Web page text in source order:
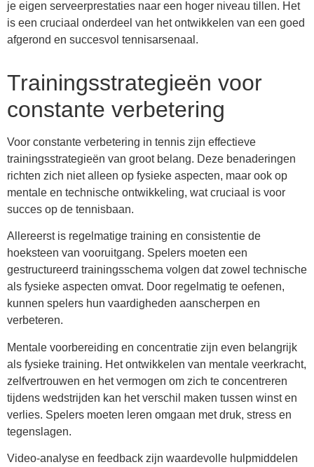
je eigen serveerprestaties naar een hoger niveau tillen. Het
is een cruciaal onderdeel van het ontwikkelen van een goed
afgerond en succesvol tennisarsenaal.
Trainingsstrategieën voor
constante verbetering
Voor constante verbetering in tennis zijn effectieve
trainingsstrategieën van groot belang. Deze benaderingen
richten zich niet alleen op fysieke aspecten, maar ook op
mentale en technische ontwikkeling, wat cruciaal is voor
succes op de tennisbaan.
Allereerst is regelmatige training en consistentie de
hoeksteen van vooruitgang. Spelers moeten een
gestructureerd trainingsschema volgen dat zowel technische
als fysieke aspecten omvat. Door regelmatig te oefenen,
kunnen spelers hun vaardigheden aanscherpen en
verbeteren.
Mentale voorbereiding en concentratie zijn even belangrijk
als fysieke training. Het ontwikkelen van mentale veerkracht,
zelfvertrouwen en het vermogen om zich te concentreren
tijdens wedstrijden kan het verschil maken tussen winst en
verlies. Spelers moeten leren omgaan met druk, stress en
tegenslagen.
Video-analyse en feedback zijn waardevolle hulpmiddelen